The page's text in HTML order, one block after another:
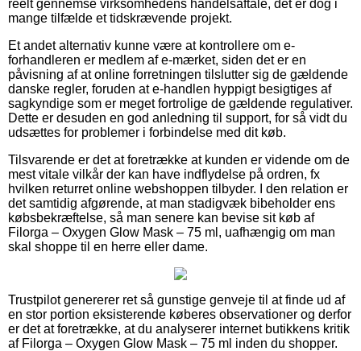
reelt gennemse virksomhedens handelsaftale, det er dog i
mange tilfælde et tidskrævende projekt.
Et andet alternativ kunne være at kontrollere om e-
forhandleren er medlem af e-mærket, siden det er en
påvisning af at online forretningen tilslutter sig de gældende
danske regler, foruden at e-handlen hyppigt besigtiges af
sagkyndige som er meget fortrolige de gældende regulativer.
Dette er desuden en god anledning til support, for så vidt du
udsættes for problemer i forbindelse med dit køb.
Tilsvarende er det at foretrække at kunden er vidende om de
mest vitale vilkår der kan have indflydelse på ordren, fx
hvilken returret online webshoppen tilbyder. I den relation er
det samtidig afgørende, at man stadigvæk bibeholder ens
købsbekræftelse, så man senere kan bevise sit køb af
Filorga – Oxygen Glow Mask – 75 ml, uafhængig om man
skal shoppe til en herre eller dame.
Trustpilot genererer ret så gunstige genveje til at finde ud af
en stor portion eksisterende køberes observationer og derfor
er det at foretrække, at du analyserer internet butikkens kritik
af Filorga – Oxygen Glow Mask – 75 ml inden du shopper.